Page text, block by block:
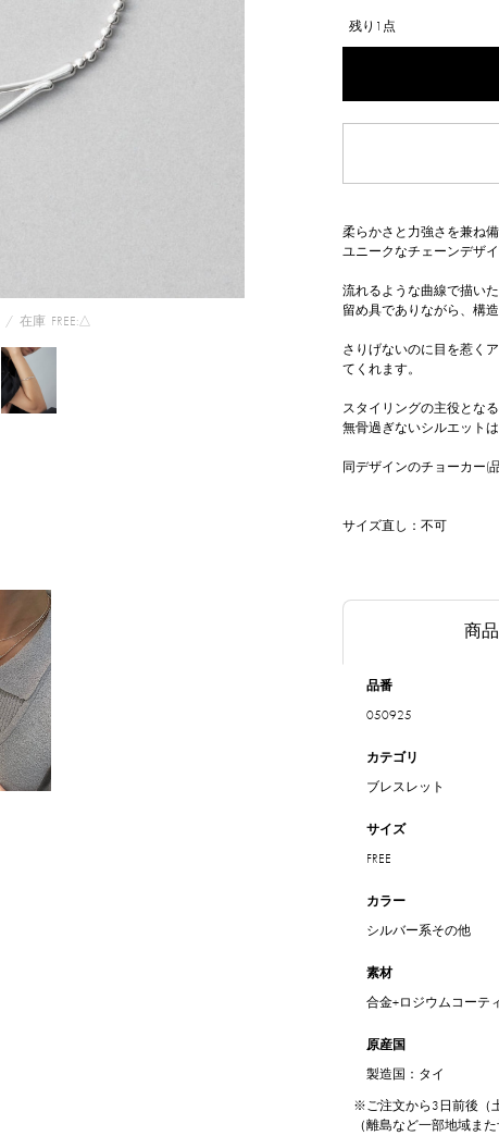
/ 在庫 FREE:△
残り1点
柔らかさと力強さを兼ね
ユニークなチェーンデザ
流れるような曲線で描い
留め具でありながら、構
さりげないのに目を惹く
てくれます。
スタイリングの主役とな
無骨過ぎないシルエット
同デザインのチョーカー(
サイズ直し：不可
商
品番
050925
カテゴリ
ブレスレット
サイズ
FREE
カラー
シルバー系その他
素材
合金+ロジウムコーテ
原産国
製造国：タイ
※ご注文から3日前後（
（離島など一部地域ま